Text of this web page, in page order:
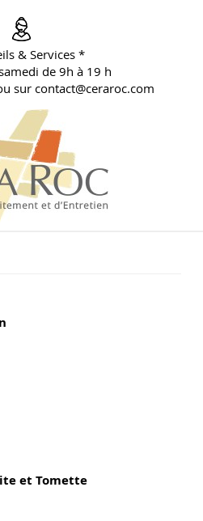
& Services *
de 9h à 19 h
sur contact@ceraroc.com
et Tomette